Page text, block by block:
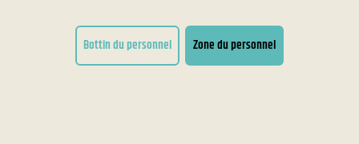
Bottin du personnel Zone du personnel